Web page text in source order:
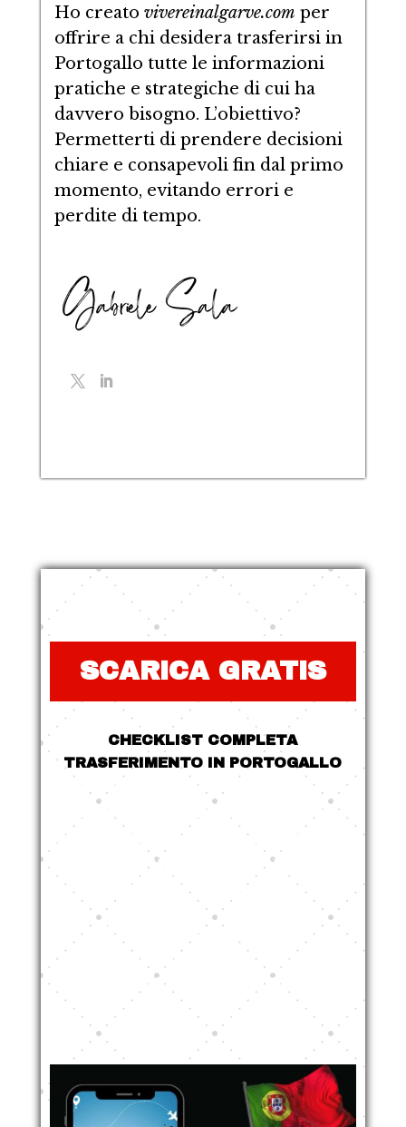
Ho creato vivereinalgarve.com per
offrire a chi desidera trasferirsi in
Portogallo tutte le informazioni
pratiche e strategiche di cui ha
davvero bisogno. L’obiettivo?
Permetterti di prendere decisioni
chiare e consapevoli fin dal primo
momento, evitando errori e
perdite di tempo.
SCARICA GRATIS
CHECKLIST COMPLETA
TRASFERIMENTO IN PORTOGALLO
Scopri la nostra guida esclusiva,
introvabile altrove online
, con
tutti i passaggi pratici e legali
trasferirti in Portogallo in modo
sicuro, veloce e senza sorprese
Niente più confusione, niente più
“segreti”: solo informazioni
concrete, passo dopo passo.